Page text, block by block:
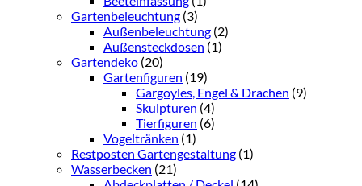
Gartenbeleuchtung (3)
Außenbeleuchtung (2)
Außensteckdosen (1)
Gartendeko (20)
Gartenfiguren (19)
Gargoyles, Engel & Drachen (9)
Skulpturen (4)
Tierfiguren (6)
Vogeltränken (1)
Restposten Gartengestaltung (1)
Wasserbecken (21)